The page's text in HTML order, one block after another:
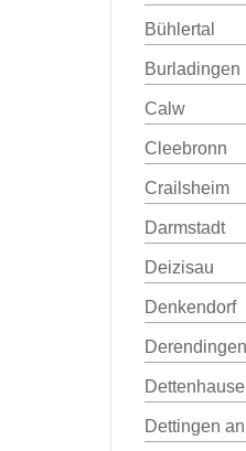
Bühlertal
Burladingen
Calw
Cleebronn
Crailsheim
Darmstadt
Deizisau
Denkendorf
Derendingen
Dettingen